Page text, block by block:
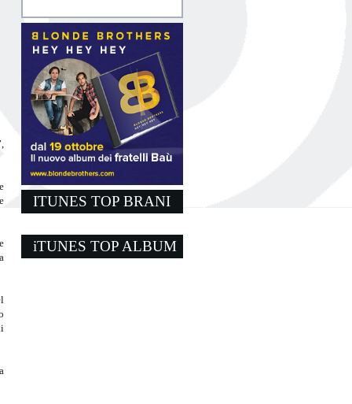
ITUNES TOP BRANI
iTUNES TOP ALBUM